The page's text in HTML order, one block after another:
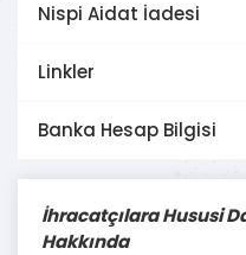
Nispi Aidat İadesi
Linkler
Banka Hesap Bilgisi
İhracatçılara Hususi
Hakkında